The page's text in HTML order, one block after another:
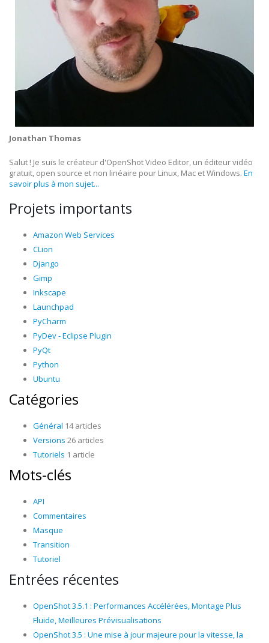
Jonathan Thomas
Salut ! Je suis le créateur d'OpenShot Video Editor, un éditeur vidéo
gratuit, open source et non linéaire pour Linux, Mac et Windows. En
savoir plus à mon sujet...
Projets importants
Amazon Web Services
CLion
Django
Gimp
Inkscape
Launchpad
PyCharm
PyDev - Eclipse Plugin
PyQt
Python
Ubuntu
Catégories
Général 14 articles
Versions 26 articles
Tutoriels 1 article
Mots-clés
API
Commentaires
Masque
Transition
Tutoriel
Entrées récentes
OpenShot 3.5.1 : Performances Accélérées, Montage Plus
Fluide, Meilleures Prévisualisations
OpenShot 3.5 : Une mise à jour majeure pour la vitesse, la